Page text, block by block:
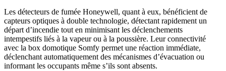
Les détecteurs de fumée Honeywell, quant à eux, bénéficient de
capteurs optiques à double technologie, détectant rapidement un
départ d’incendie tout en minimisant les déclenchements
intempestifs liés à la vapeur ou à la poussière. Leur connectivité
avec la box domotique Somfy permet une réaction immédiate,
déclenchant automatiquement des mécanismes d’évacuation ou
informant les occupants même s’ils sont absents.